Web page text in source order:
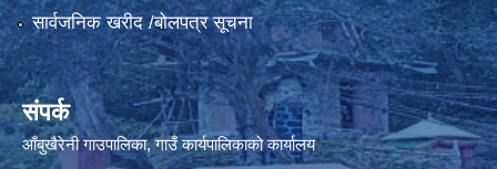
सार्वजनिक खरीद /बोलपत्र सूचना
संपर्क
आँबुखैरेनी गाउपालिका, गाउँ कार्यपालिकाको कार्यालय